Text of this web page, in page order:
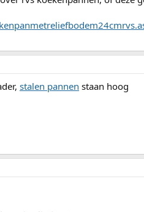
stalen pannen staan hoog